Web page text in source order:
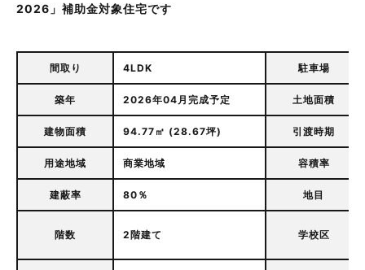
2026」補助金対象住宅です
間取り 4LDK 駐車場
築年 2026年04月完成予定 土地面積
建物面積 94.77㎡ (28.67坪) 引渡時期
用途地域 商業地域 容積率
建蔽率 80％ 地目
階数 2階建て 学校区